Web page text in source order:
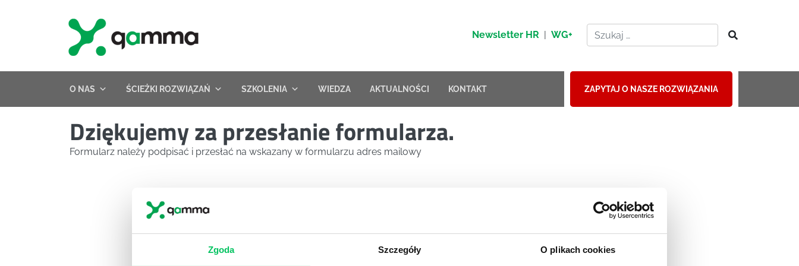
Zgoda Szczegóły O plikach cookies
Newsletter HR | WG+
O NAS ŚCIEŻKI ROZWIĄZAŃ SZKOLENIA WIEDZA AKTUALNOŚCI KONTAKT ZAPYTAJ O NASZE ROZWIĄZANIA
Dziękujemy za przesłanie formularza.
Formularz należy podpisać i przesłać na wskazany w formularzu adres mailowy